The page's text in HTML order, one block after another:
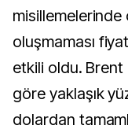
misillemelerinde
oluşmaması
etkili oldu. Brent
göre yaklaşık
dolardan